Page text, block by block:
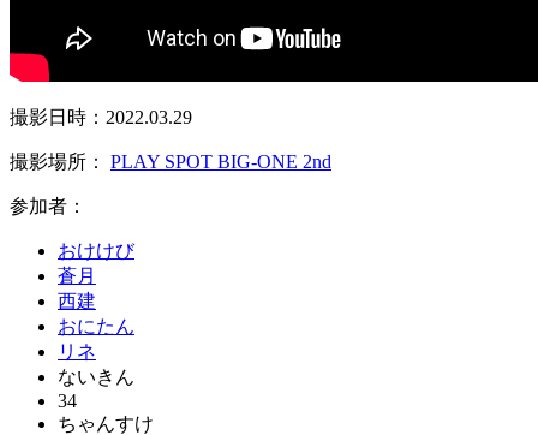
撮影日時：2022.03.29
撮影場所： PLAY SPOT BIG-ONE 2nd
参加者：
おけけび
蒼月
西建
おにたん
リネ
ないきん
34
ちゃんすけ